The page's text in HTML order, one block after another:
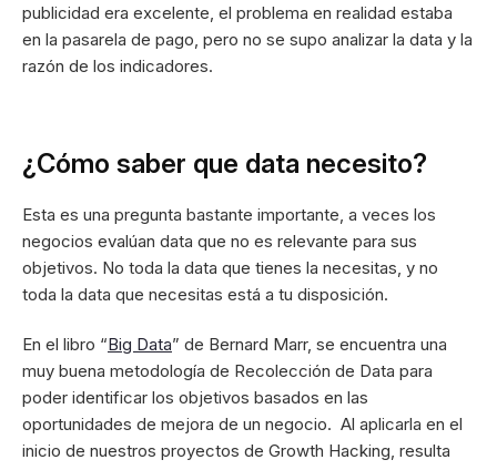
publicidad era excelente, el problema en realidad estaba
en la pasarela de pago, pero no se supo analizar la data y la
razón de los indicadores.
¿Cómo saber que data necesito?
Esta es una pregunta bastante importante, a veces los
negocios evalúan data que no es relevante para sus
objetivos. No toda la data que tienes la necesitas, y no
toda la data que necesitas está a tu disposición.
En el libro “Big Data” de Bernard Marr, se encuentra una
muy buena metodología de Recolección de Data para
poder identificar los objetivos basados en las
oportunidades de mejora de un negocio. Al aplicarla en el
inicio de nuestros proyectos de Growth Hacking, resulta